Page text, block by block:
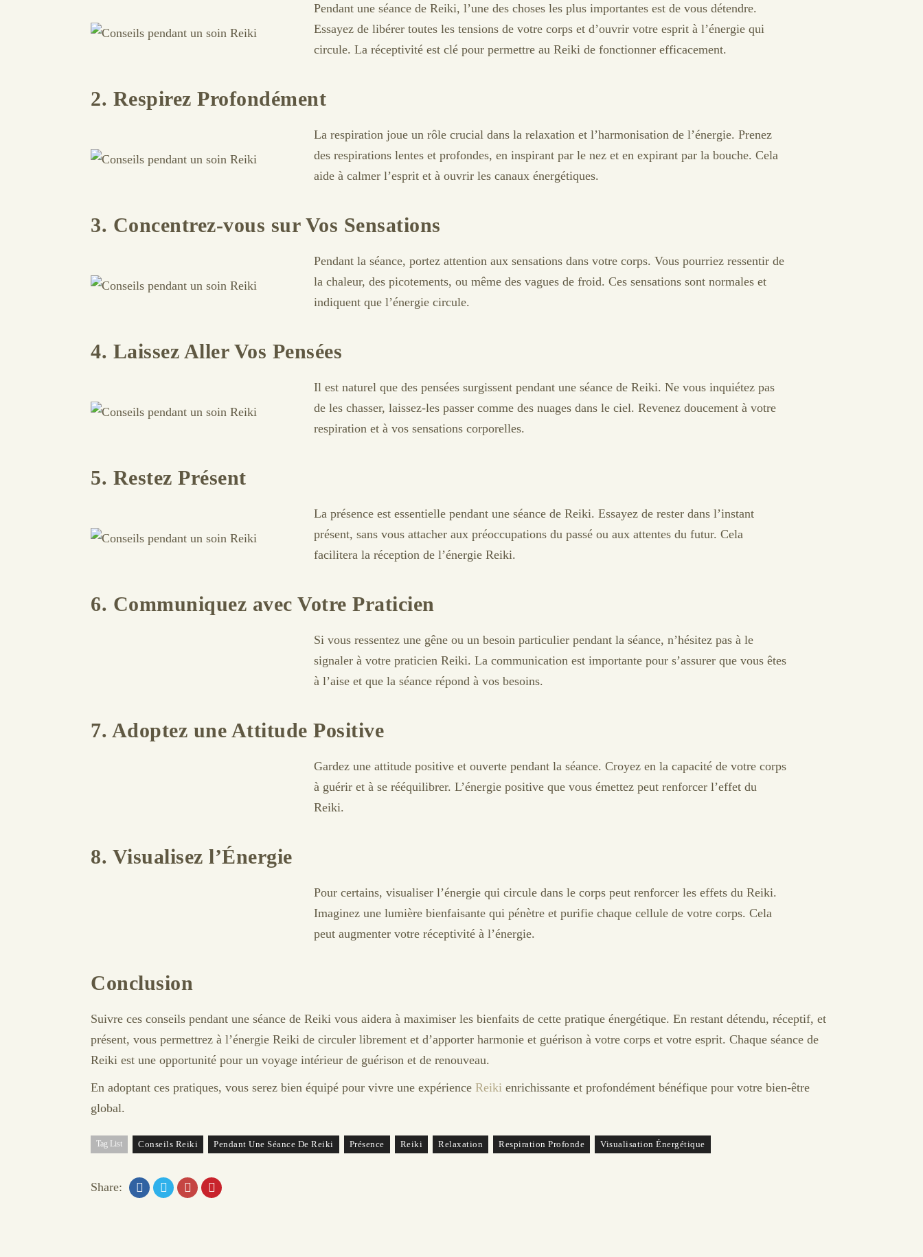
Pendant une séance de Reiki, l’une des choses les plus importantes est de vous détendre.
Essayez de libérer toutes les tensions de votre corps et d’ouvrir votre esprit à l’énergie qui
circule. La réceptivité est clé pour permettre au Reiki de fonctionner efficacement.
2. Respirez Profondément
La respiration joue un rôle crucial dans la relaxation et l’harmonisation de l’énergie. Prenez
des respirations lentes et profondes, en inspirant par le nez et en expirant par la bouche. Cela
aide à calmer l’esprit et à ouvrir les canaux énergétiques.
3. Concentrez-vous sur Vos Sensations
Pendant la séance, portez attention aux sensations dans votre corps. Vous pourriez ressentir de
la chaleur, des picotements, ou même des vagues de froid. Ces sensations sont normales et
indiquent que l’énergie circule.
4. Laissez Aller Vos Pensées
Il est naturel que des pensées surgissent pendant une séance de Reiki. Ne vous inquiétez pas
de les chasser, laissez-les passer comme des nuages dans le ciel. Revenez doucement à votre
respiration et à vos sensations corporelles.
5. Restez Présent
La présence est essentielle pendant une séance de Reiki. Essayez de rester dans l’instant
présent, sans vous attacher aux préoccupations du passé ou aux attentes du futur. Cela
facilitera la réception de l’énergie Reiki.
6. Communiquez avec Votre Praticien
Si vous ressentez une gêne ou un besoin particulier pendant la séance, n’hésitez pas à le
signaler à votre praticien Reiki. La communication est importante pour s’assurer que vous êtes
à l’aise et que la séance répond à vos besoins.
7. Adoptez une Attitude Positive
Gardez une attitude positive et ouverte pendant la séance. Croyez en la capacité de votre corps
à guérir et à se rééquilibrer. L’énergie positive que vous émettez peut renforcer l’effet du
Reiki.
8. Visualisez l’Énergie
Pour certains, visualiser l’énergie qui circule dans le corps peut renforcer les effets du Reiki.
Imaginez une lumière bienfaisante qui pénètre et purifie chaque cellule de votre corps. Cela
peut augmenter votre réceptivité à l’énergie.
Conclusion
Suivre ces conseils pendant une séance de Reiki vous aidera à maximiser les bienfaits de cette pratique énergétique. En restant détendu, réceptif, et
présent, vous permettrez à l’énergie Reiki de circuler librement et d’apporter harmonie et guérison à votre corps et votre esprit. Chaque séance de
Reiki est une opportunité pour un voyage intérieur de guérison et de renouveau.
En adoptant ces pratiques, vous serez bien équipé pour vivre une expérience Reiki enrichissante et profondément bénéfique pour votre bien-être
global.
Tag List Conseils Reiki Pendant Une Séance De Reiki Présence Reiki Relaxation Respiration Profonde Visualisation Énergétique
Share: